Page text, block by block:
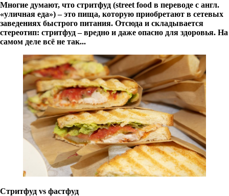
Многие думают, что стритфуд (street food в переводе с англ.
«уличная еда») – это пища, которую приобретают в сетевых
заведениях быстрого питания. Отсюда и складывается
стереотип: стритфуд – вредно и даже опасно для здоровья. На
самом деле всё не так...
Стритфуд vs фастфуд